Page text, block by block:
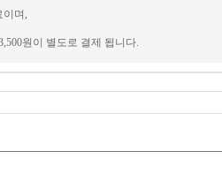
이며,
원이 별도로 결제 됩니다.